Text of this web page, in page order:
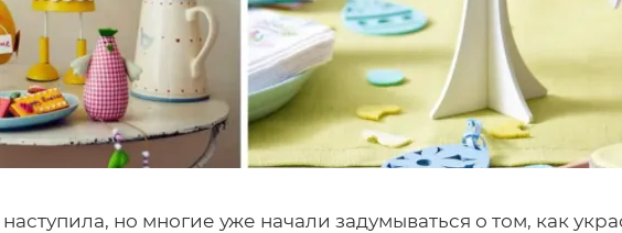
но многие уже начали задумываться о том, как